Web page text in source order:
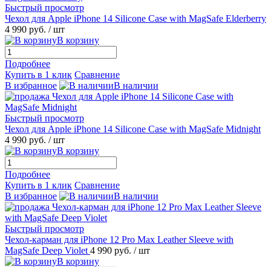
Быстрый просмотр
Чехол для Apple iPhone 14 Silicone Case with MagSafe Elderberry
4 990 руб. / шт
В корзину
Подробнее
Купить в 1 клик Сравнение
В избранное
В наличии
Быстрый просмотр
Чехол для Apple iPhone 14 Silicone Case with MagSafe Midnight
4 990 руб. / шт
В корзину
Подробнее
Купить в 1 клик Сравнение
В избранное
В наличии
Быстрый просмотр
Чехол-карман для iPhone 12 Pro Max Leather Sleeve with
MagSafe Deep Violet 4 990 руб. / шт
В корзину